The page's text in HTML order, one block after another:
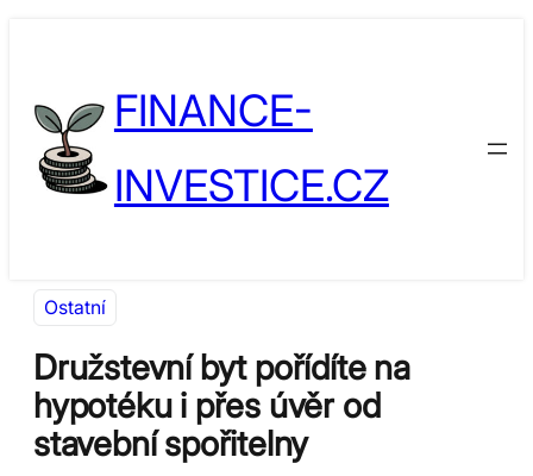
FINANCE-
INVESTICE.CZ
Ostatní
Družstevní byt pořídíte na
hypotéku i přes úvěr od
stavební spořitelny